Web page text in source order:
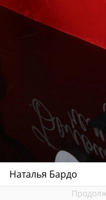
Наталья Бардо